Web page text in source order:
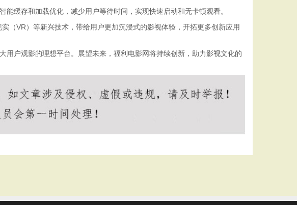
缓存和加载优化，减少用户等待时间，实现快速启动和无卡顿观看。
（VR）等新兴技术，带给用户更加沉浸式的影视体验，开拓更多创新应用
户观影的理想平台。展望未来，福利电影网将持续创新，助力影视文化的